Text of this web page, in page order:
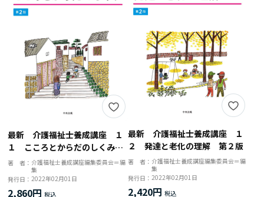
最新 介護福祉士養成講座 １
１ こころとからだのしくみ
第２版
著 者： 介護福祉士養成講座編集委員会＝編
集
発行日：2022年02月01日
2,860円
最新 介護福祉士養成講座 １
２ 発達と老化の理解 第２版
著 者： 介護福祉士養成講座編集委員会＝編
集
発行日： 2022年02月01日
2,420円